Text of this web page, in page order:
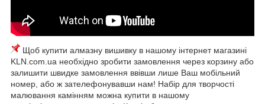
Щоб купити алмазну вишивку в нашому інтернет магазині
KLN.com.ua необхідно зробити замовлення через корзину або
залишити швидке замовлення ввівши лише Ваш мобільний
номер, або ж зателефонувавши нам! Набір для творчості
малювання камінням можна купити в нашому